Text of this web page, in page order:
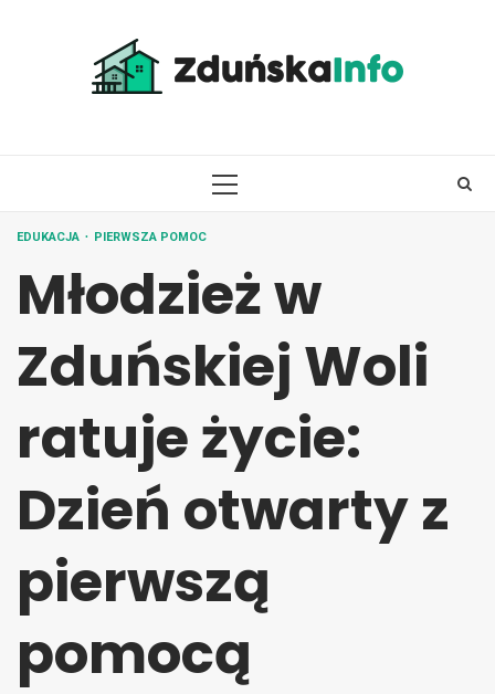
PRIMARY
EDUKACJA PIERWSZA POMOC
Młodzież w
Zduńskiej Woli
ratuje życie:
Dzień otwarty z
pierwszą
pomocą